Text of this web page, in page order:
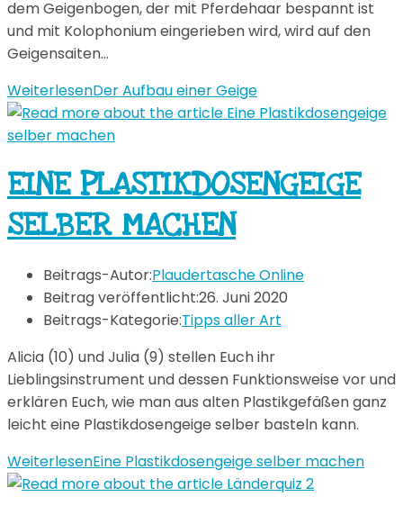
dem Geigenbogen, der mit Pferdehaar bespannt ist
und mit Kolophonium eingerieben wird, wird auf den
Geigensaiten…
WeiterlesenDer Aufbau einer Geige
EINE PLASTIKDOSENGEIGE
SELBER MACHEN
Beitrags-Autor:Plaudertasche Online
Beitrag veröffentlicht:26. Juni 2020
Beitrags-Kategorie:Tipps aller Art
Alicia (10) und Julia (9) stellen Euch ihr
Lieblingsinstrument und dessen Funktionsweise vor und
erklären Euch, wie man aus alten Plastikgefäßen ganz
leicht eine Plastikdosengeige selber basteln kann.
WeiterlesenEine Plastikdosengeige selber machen